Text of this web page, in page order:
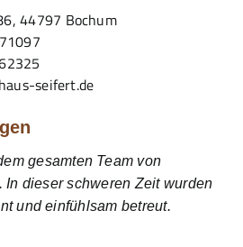
,44797 Bochum
seifert.de
gesamten Team von
In dieser schweren Zeit wurden
und einfühlsam betreut.